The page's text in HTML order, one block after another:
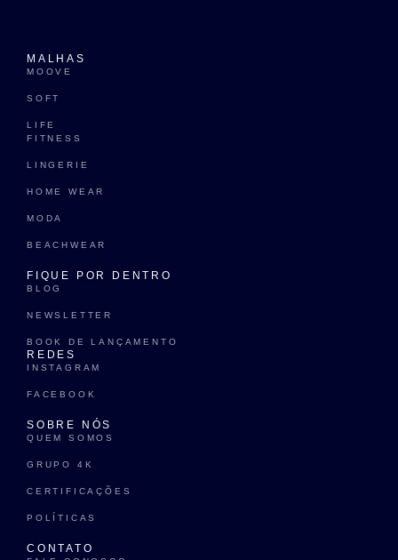
MALHAS
MOOVE
SOFT
LIFE
FITNESS
LINGERIE
HOME WEAR
MODA
BEACHWEAR
FIQUE POR DENTRO
BLOG
NEWSLETTER
BOOK DE LANÇAMENTO
REDES
INSTAGRAM
FACEBOOK
SOBRE NÓS
QUEM SOMOS
GRUPO 4K
CERTIFICAÇÕES
POLÍTICAS
CONTATO